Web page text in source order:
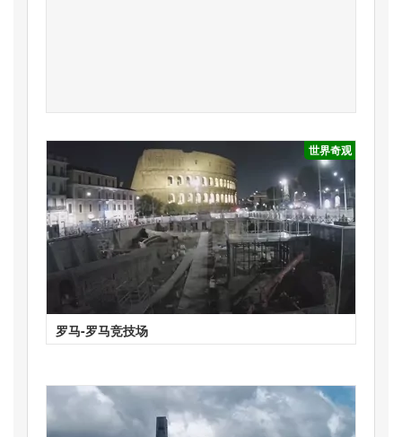
世界奇观
罗马-罗马竞技场